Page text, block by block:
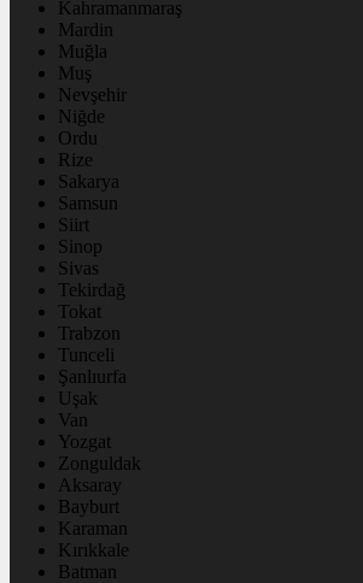
Kahramanmaraş
Mardin
Muğla
Muş
Nevşehir
Niğde
Ordu
Rize
Sakarya
Samsun
Siirt
Sinop
Sivas
Tekirdağ
Tokat
Trabzon
Tunceli
Şanlıurfa
Uşak
Van
Yozgat
Zonguldak
Aksaray
Bayburt
Karaman
Kırıkkale
Batman